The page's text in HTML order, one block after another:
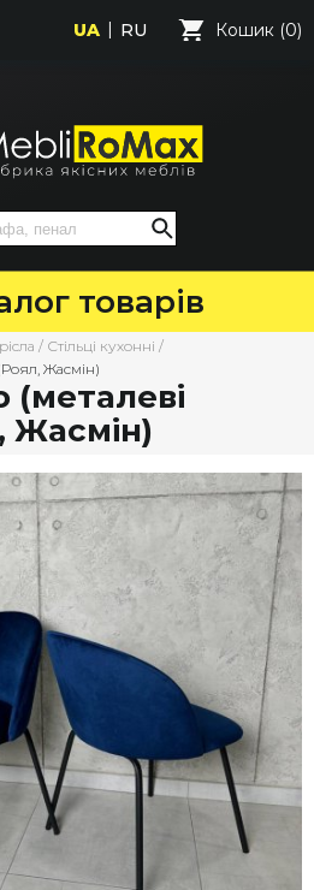
UA RU Кошик (0)
товарів
/ Стільці кухонні /
Жасмін)
(металеві
Жасмін)